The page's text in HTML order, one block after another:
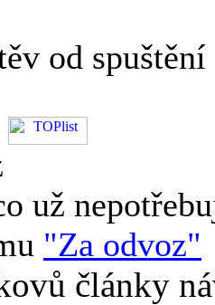
od spuštění
už
"Za odvoz"
články